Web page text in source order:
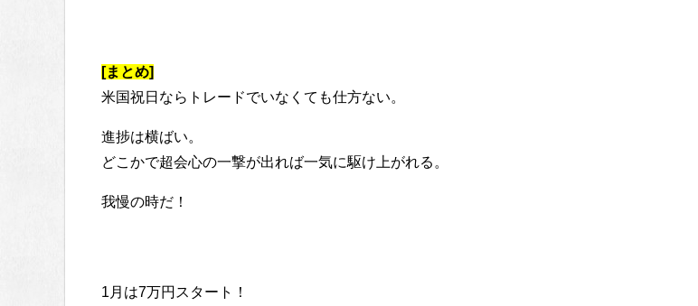
[まとめ]
米国祝日ならトレードでいなくても仕方ない。
進捗は横ばい。
どこかで超会心の一撃が出れば一気に駆け上がれる。
我慢の時だ！
1月は7万円スタート！